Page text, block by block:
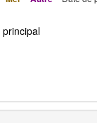
principal